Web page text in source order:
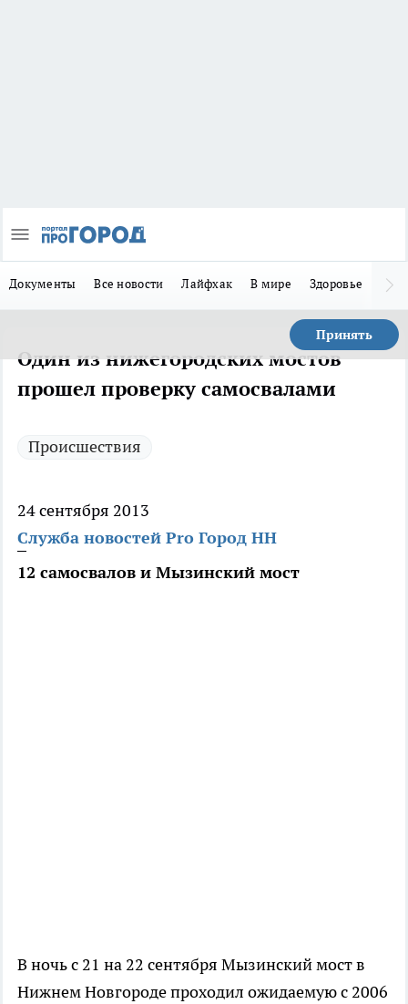
Документы Все новости Лайфхак В мире Здоровье
Принять
Один из нижегородских мостов
прошел проверку самосвалами
Происшествия
24 сентября 2013
Служба новостей Pro Город НН
12 самосвалов и Мызинский мост
В ночь с 21 на 22 сентября Мызинский мост в
Нижнем Новгороде проходил ожидаемую с 2006